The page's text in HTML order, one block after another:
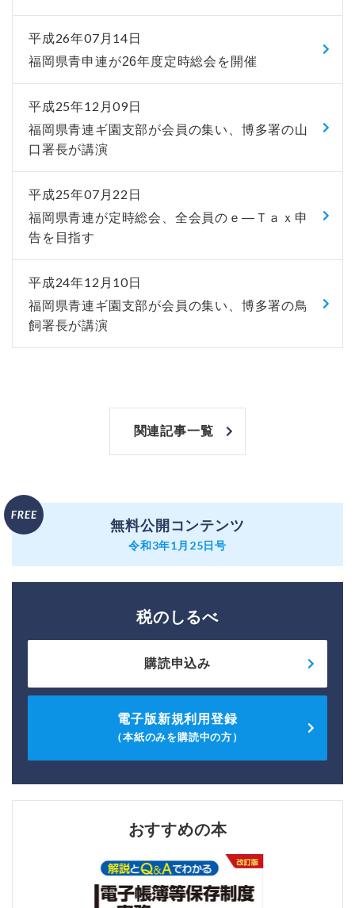
平成26年07月14日
福岡県青申連が26年度定時総会を開催
平成25年12月09日
福岡県青連ギ園支部が会員の集い、博多署の山
口署長が講演
平成25年07月22日
福岡県青連が定時総会、全会員のｅ―Ｔａｘ申
告を目指す
平成24年12月10日
福岡県青連ギ園支部が会員の集い、博多署の鳥
飼署長が講演
関連記事一覧
無料公開コンテンツ
令和3年1月25日号
税のしるべ
購読申込み
電子版新規利用登録
（本紙のみを購読中の方）
おすすめの本